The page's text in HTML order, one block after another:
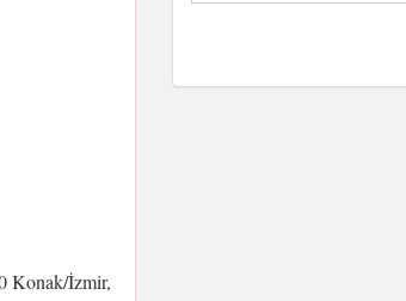
Konak/İzmir,